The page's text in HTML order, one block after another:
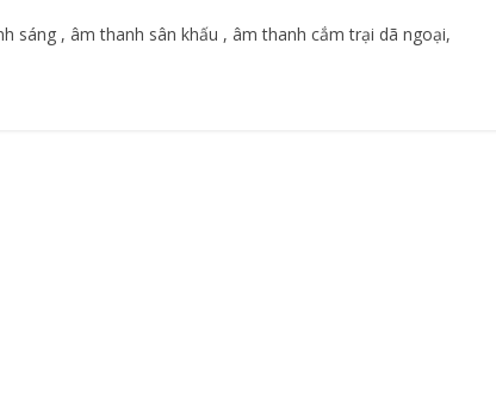
sáng , âm thanh sân khấu , âm thanh cắm trại dã ngoại,